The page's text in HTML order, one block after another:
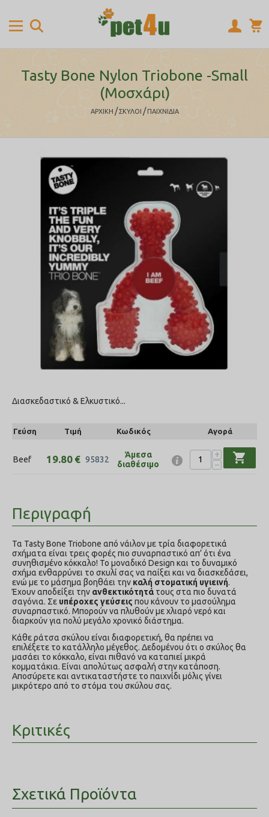
Tasty Bone Nylon Triobone -Small
(Μοσχάρι)
ΑΡΧΙΚΉ / ΣΚΥΛΟΙ / ΠΑΙΧΝΙΔΙΑ
Διασκεδαστικό & Ελκυστικό...
Γεύση Τιμή Κωδικός Αγορά
Beef 19.80 € 95832
Άμεσα
διαθέσιμο
+
−
shopping_cart
Περιγραφή
Τα Tasty Bone Triobone από νάιλον με τρία διαφορετικά
σχήματα είναι τρεις φορές πιο συναρπαστικό απ’ ότι ένα
συνηθισμένο κόκκαλο! Το μοναδικό Design και το δυναμικό
σχήμα ενθαρρύνει το σκυλί σας να παίξει και να διασκεδάσει,
ενώ με το μάσημα βοηθάει την καλή στοματική υγιεινή.
Έχουν αποδείξει την ανθεκτικότητά τους στα πιο δυνατά
σαγόνια. Σε υπέροχες γεύσεις που κάνουν το μασούλημα
συναρπαστικό. Μπορούν να πλυθούν με χλιαρό νερό και
διαρκούν για πολύ μεγάλο χρονικό διάστημα.
Κάθε ράτσα σκύλου είναι διαφορετική, θα πρέπει να
επιλέξετε το κατάλληλο μέγεθος. Δεδομένου ότι ο σκύλος θα
μασάει το κόκκαλο, είναι πιθανό να καταπιεί μικρά
κομματάκια. Είναι απολύτως ασφαλή στην κατάποση.
Αποσύρετε και αντικαταστήστε το παιχνίδι μόλις γίνει
μικρότερο από το στόμα του σκύλου σας.
Κριτικές
Σχετικά Προϊόντα